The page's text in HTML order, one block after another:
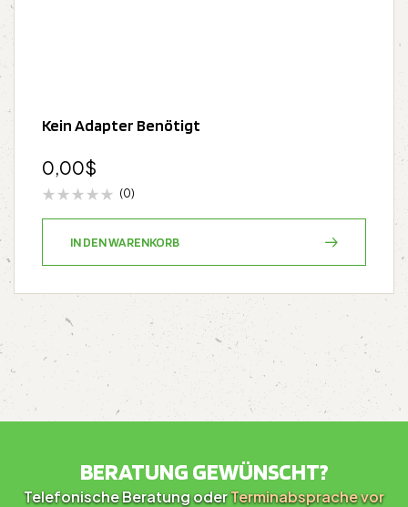
Kein Adapter Benötigt
0,00$
(0)
IN DEN WARENKORB
BERATUNG GEWÜNSCHT?
Telefonische Beratung oderTerminabsprache vor